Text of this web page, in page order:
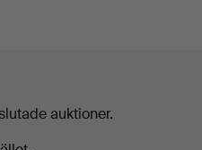
auktioner.